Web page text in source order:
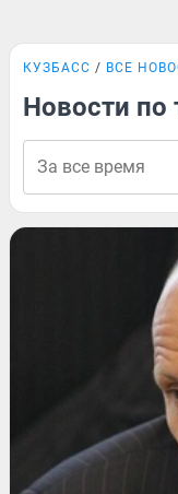
КУЗБАСС ВСЕ
Новости по